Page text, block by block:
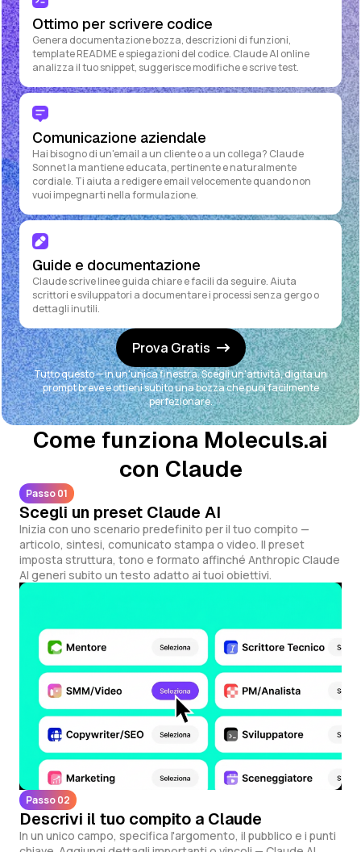
Ottimo per scrivere codice
Genera documentazione bozza, descrizioni di funzioni,
template README e spiegazioni del codice. Claude AI online
analizza il tuo snippet, suggerisce modifiche e scrive test.
Comunicazione aziendale
Hai bisogno di un'email a un cliente o a un collega? Claude
Sonnet la mantiene educata, pertinente e naturalmente
cordiale. Ti aiuta a redigere email velocemente quando non
vuoi impegnarti nella formulazione.
Guide e documentazione
Claude scrive linee guida chiare e facili da seguire. Aiuta
scrittori e sviluppatori a documentare i processi senza gergo o
dettagli inutili.
Prova Gratis
Tutto questo — in un'unica finestra. Scegli un'attività, digita un
prompt breve e ottieni subito una bozza che puoi facilmente
perfezionare.
Come funziona Moleculs.ai
con Claude
Passo 01
Scegli un preset Claude AI
Inizia con uno scenario predefinito per il tuo compito —
articolo, sintesi, comunicato stampa o video. Il preset
imposta struttura, tono e formato affinché Anthropic Claude
AI generi subito un testo adatto ai tuoi obiettivi.
Passo 02
Descrivi il tuo compito a Claude
In un unico campo, specifica l'argomento, il pubblico e i punti